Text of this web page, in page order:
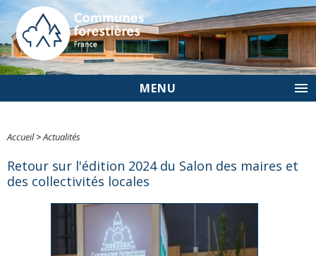
MENU
Accueil>Actualités
Retour sur l'édition 2024 du Salon des maires et
des collectivités locales